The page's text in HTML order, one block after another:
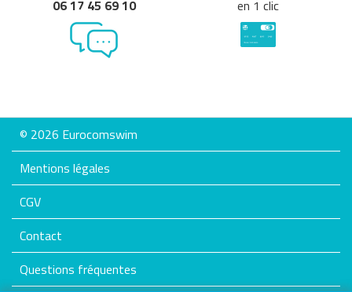
06 17 45 69 10
en 1 clic
© 2026 Eurocomswim
Mentions légales
CGV
Contact
Questions fréquentes